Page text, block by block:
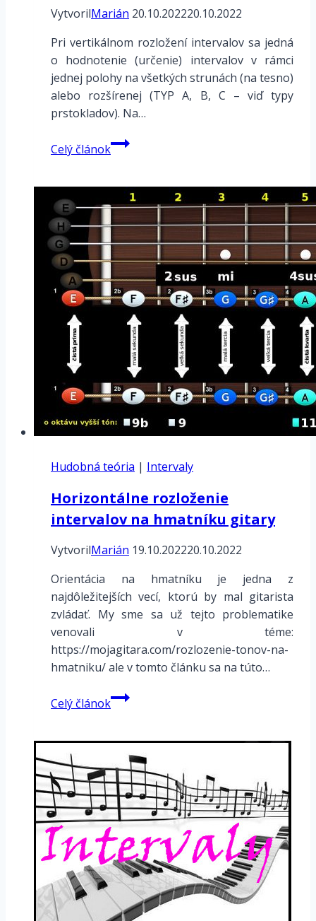
VytvorilMarián 20.10.202220.10.2022
Pri vertikálnom rozložení intervalov sa jedná
o hodnotenie (určenie) intervalov v rámci
jednej polohy na všetkých strunách (na tesno)
alebo rozšírenej (TYP A, B, C – viď typy
prstokladov). Na…
Celý článokVertikálne
rozloženie
hmatníku
gitary
Hudobná teória | Intervaly
Horizontálne rozloženie
intervalov na hmatníku gitary
VytvorilMarián 19.10.202220.10.2022
Orientácia na hmatníku je jedna z
najdôležitejších vecí, ktorú by mal gitarista
zvládať. My sme sa už tejto problematike
venovali v téme:
https://mojagitara.com/rozlozenie-tonov-na-
hmatniku/ ale v tomto článku sa na túto…
Celý článokHorizontálne
rozloženie
hmatníku
gitary